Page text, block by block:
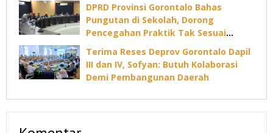
DPRD Provinsi Gorontalo Bahas
Pungutan di Sekolah, Dorong
Pencegahan Praktik Tak Sesuai
Aturan
Terima Reses Deprov Gorontalo Dapil
III dan IV, Sofyan: Butuh Kolaborasi
Demi Pembangunan Daerah